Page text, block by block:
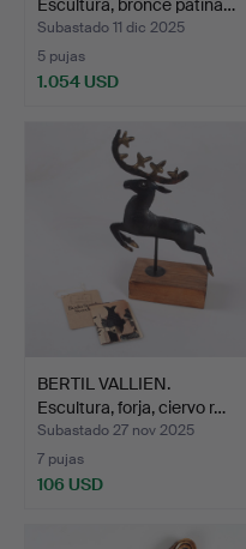
Escultura, bronce patina…
Subastado 11 dic 2025
5 pujas
1.054 USD
BERTIL VALLIEN.
Escultura, forja, ciervo r…
Subastado 27 nov 2025
7 pujas
106 USD